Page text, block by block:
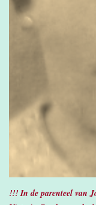
!!! In de parenteel van